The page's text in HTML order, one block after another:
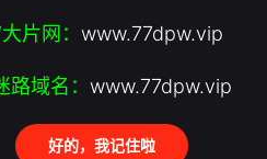
片网： www.77dpw.vip
路域名： www.77dpw.vip
好的，我记住啦